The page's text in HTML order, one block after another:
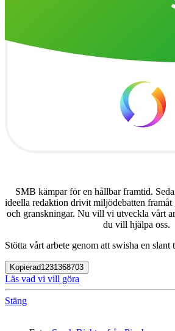
SMB kämpar för en hållbar framtid.
ideella redaktion drivit miljödebatten framåt
och granskningar. Nu vill vi utveckla vårt
du vill hjälpa oss.
Stötta vårt arbete genom att swisha en slant
Kopierad1231368703
Läs vad vi vill göra
Stäng